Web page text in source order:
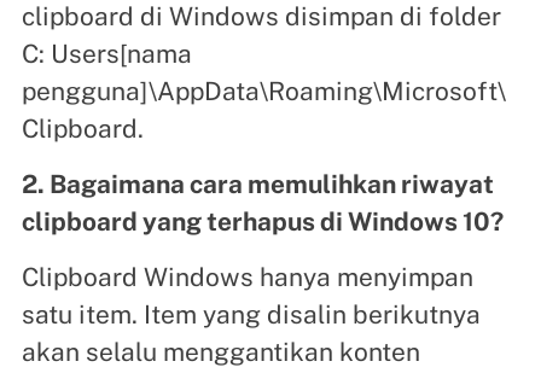
clipboard di Windows disimpan di folder
C: Users[nama
pengguna]\AppData\Roaming\Microsoft\
Clipboard.
2. Bagaimana cara memulihkan riwayat
clipboard yang terhapus di Windows 10?
Clipboard Windows hanya menyimpan
satu item. Item yang disalin berikutnya
akan selalu menggantikan konten